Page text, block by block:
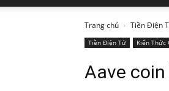
Trang chủ Tiền Điện
Tiền Điện Tử Kiến Thức
Aave